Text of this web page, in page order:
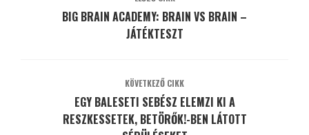
BIG BRAIN ACADEMY: BRAIN VS BRAIN –
JÁTÉKTESZT
KÖVETKEZŐ CIKK
EGY BALESETI SEBÉSZ ELEMZI KI A
RESZKESSETEK, BETÖRŐK!-BEN LÁTOTT